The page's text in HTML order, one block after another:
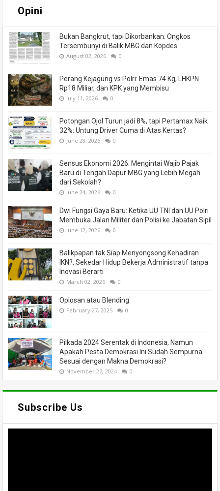
Opini
Bukan Bangkrut, tapi Dikorbankan: Ongkos
Tersembunyi di Balik MBG dan Kopdes
August 02, 2026 0
Perang Kejagung vs Polri: Emas 74 Kg, LHKPN
Rp18 Miliar, dan KPK yang Membisu
July 11, 2026 0
Potongan Ojol Turun jadi 8%, tapi Pertamax Naik
32%: Untung Driver Cuma di Atas Kertas?
June 28, 2026 0
Sensus Ekonomi 2026: Mengintai Wajib Pajak
Baru di Tengah Dapur MBG yang Lebih Megah
dari Sekolah?
June 24, 2026 0
Dwi Fungsi Gaya Baru: Ketika UU TNI dan UU Polri
Membuka Jalan Militer dan Polisi ke Jabatan Sipil
June 12, 2026 0
Balikpapan tak Siap Menyongsong Kehadiran
IKN?, Sekedar Hidup Bekerja Administratif tanpa
Inovasi Berarti
March 02, 2026 0
Oplosan atau Blending
February 27, 2025 0
Pilkada 2024 Serentak di Indonesia, Namun
Apakah Pesta Demokrasi Ini Sudah Sempurna
Sesuai dengan Makna Demokrasi?
November 27, 2024 0
Subscribe Us